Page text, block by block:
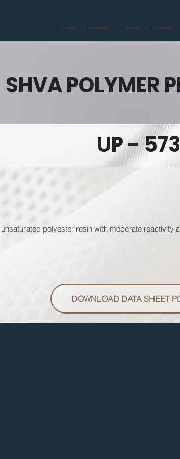
الصفحة الرئيسية الصفحة الرئيسية
SHVA POLYMER
UP - 573
polyester resin with moderate reactivity
DOWNLOAD DATA SHEET